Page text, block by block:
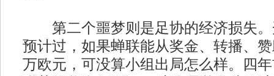
第二个噩梦则是足协的经济损失。
预计过，如果蝉联能从奖金、转播、
万欧元，可没算小组出局怎么样。四